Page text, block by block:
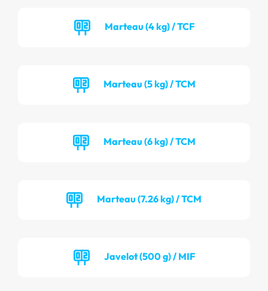
Marteau (4 kg) / TCF
Marteau (5 kg) / TCM
Marteau (6 kg) / TCM
Marteau (7.26 kg) / TCM
Javelot (500 g) / MIF